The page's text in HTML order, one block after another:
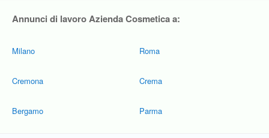
Annunci di lavoro Azienda Cosmetica a:
Milano
Cremona
Bergamo
Roma
Crema
Parma